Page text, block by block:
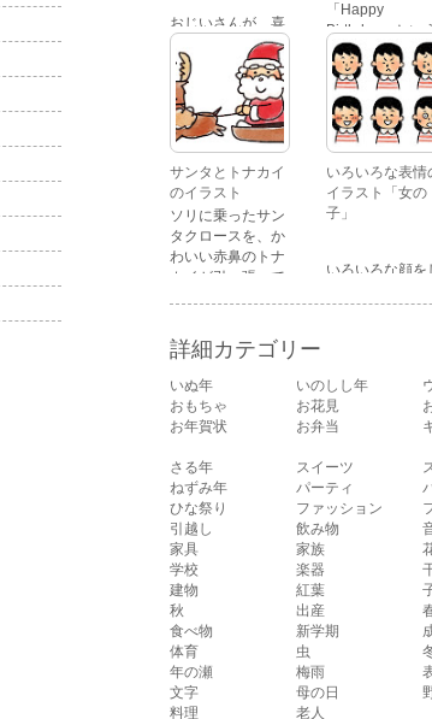
おじいさんが、喜
怒哀楽たくさんの
表情をしているイ
ラストです。 通常
の顔・怒っている
顔・泣いている
顔・照れている
顔・笑っている
顔・驚いている
顔・困っている顔
があります。
「Happy
Birthday」とい
文字が描かれた
かわいい苺のケ
キのイラストで
す。
サンタとトナカイ
のイラスト
ソリに乗ったサン
タクロースを、か
わいい赤鼻のトナ
カイが引っ張って
いろいろな表情
イラスト「女の
子」
いろいろな顔を
いる顔・笑って
る顔・驚いてい
顔・困っている顔
詳細カテゴリー
いぬ年 いのしし年
おもちゃ
お花見
お年賀状
お弁当
さる年
スイーツ
ねずみ年
パーティ
ひな祭り
ファッション
引越し
飲み物
家具
家族
学校
楽器
建物
紅葉
秋
出産
食べ物
新学期
体育
虫
年の瀬
梅雨
文字
母の日
料理
老人